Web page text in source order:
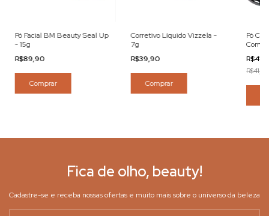
Pó Facial BM Beauty Seal Up
- 15g
R$89,90
Comprar
Corretivo Líquido Vizzela -
7g
R$39,90
Comprar
Pó
Com
R$41,90
Fica de olho, beauty!
Cadastre-se e receba nossas ofertas e muito mais sobre o universo da beleza